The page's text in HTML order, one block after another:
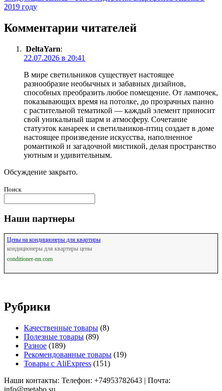
записям
2019 году
Комментарии читателей
DeltaYarn:
22.07.2026 в 20:41
В мире светильников существует настоящее
разнообразие необычных и забавных дизайнов,
способных преобразить любое помещение. От лампочек,
показывающих время на потолке, до прозрачных панно
с растительной тематикой — каждый элемент приносит
свой уникальный шарм и атмосферу. Сочетание
статуэток канареек и светильников-птиц создает в доме
настоящее произведение искусства, наполненное
романтикой и загадочной мистикой, делая пространство
уютным и удивительным.
Обсуждение закрыто.
Поиск
Наши партнеры
Цены на кондиционеры для квартиры
кондиционеры для квартиры цены
conditioner-nn.com
Рубрики
Качественные товары (8)
Полезные товары (89)
Разное (189)
Рекомендованные товары (19)
Товары с AliExpress (151)
Наши контакты: Телефон: +74953782643 | Почта:
info@metabo.su